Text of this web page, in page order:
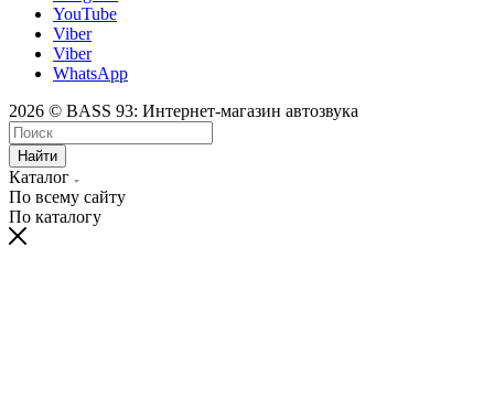
YouTube
Viber
Viber
WhatsApp
2026 © BASS 93: Интернет-магазин автозвука
Найти
Каталог
По всему сайту
По каталогу